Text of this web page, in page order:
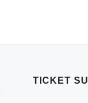
TICKET